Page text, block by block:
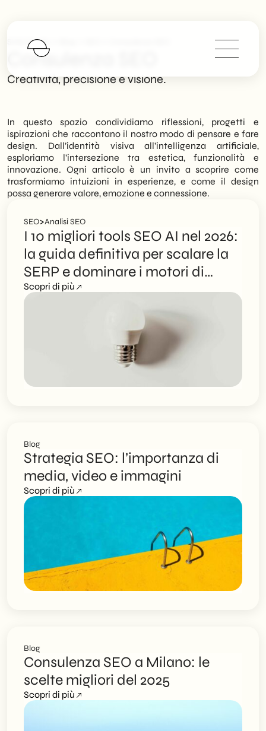
SHM Studio
Consulenza SEO
Creatività, precisione e visione.
In questo spazio condividiamo riflessioni, progetti e
ispirazioni che raccontano il nostro modo di pensare e fare
design. Dall’identità visiva all’intelligenza artificiale,
esploriamo l’intersezione tra estetica, funzionalità e
innovazione. Ogni articolo è un invito a scoprire come
trasformiamo intuizioni in esperienze, e come il design
possa generare valore, emozione e connessione.
SEO>Analisi SEO
I 10 migliori tools SEO AI nel 2026:
la guida definitiva per scalare la
SERP e dominare i motori di
ricerca
Scopri di più
Blog
Strategia SEO: l’importanza di
media, video e immagini
Scopri di più
Blog
Consulenza SEO a Milano: le
scelte migliori del 2025
Scopri di più